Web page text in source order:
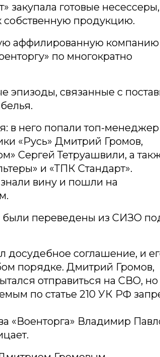
закупала готовые
собственную продукцию.
аффилированную
по многократно
эпизоды, связанные с
в него попали топ-менеджер
«Русь» Дмитрий Громов,
Сергей Тетруашвили, а
и «ТПК Стандарт».
вину и пошли на
были переведены из СИЗО
досудебное соглашение, и
порядке. Дмитрий Громов,
отправиться на СВО, но
по статье 210 УК РФ
«Военторга» Владимир